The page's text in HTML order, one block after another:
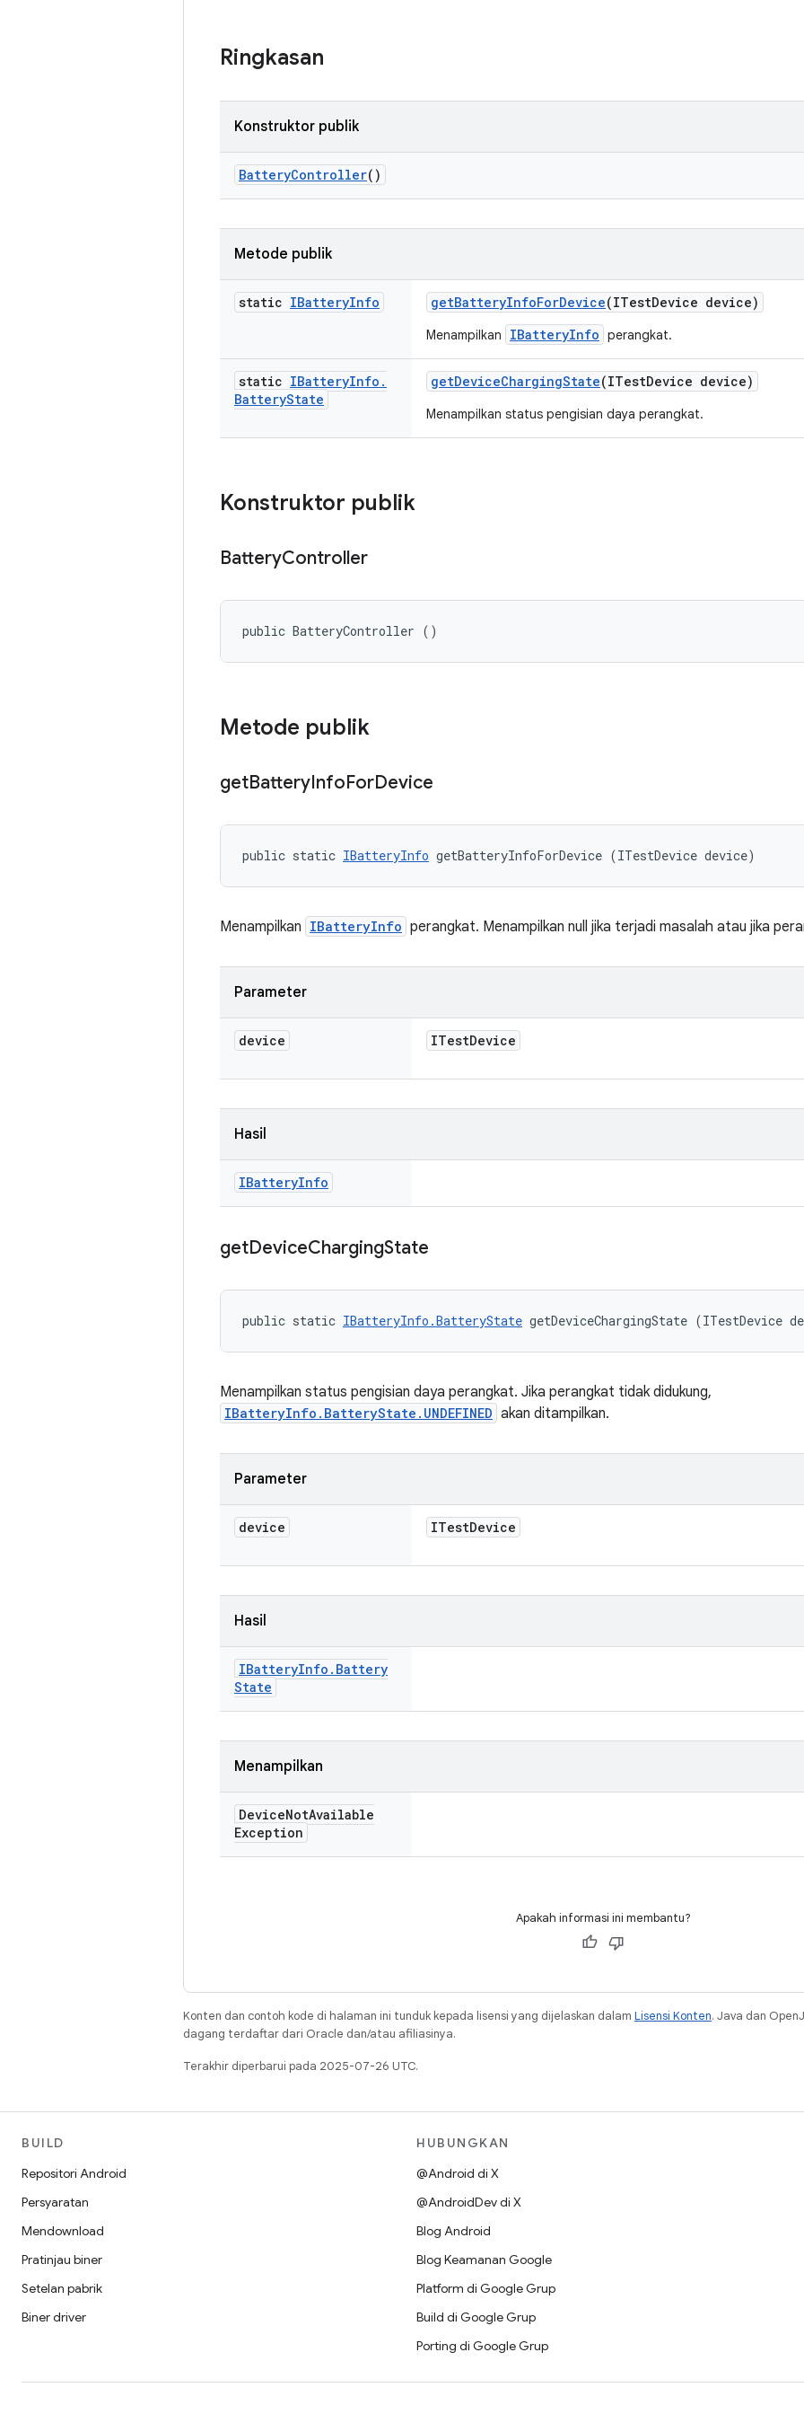
Ringkasan
Konstruktor publik
BatteryController()
Metode publik
static IBatteryInfo getBatteryInfoForDevice(ITestDevice device)
Menampilkan IBatteryInfo perangkat.
static IBatteryInfo .
BatteryState
getDeviceChargingState(ITestDevice device)
Menampilkan status pengisian daya perangkat.
Konstruktor publik
BatteryController
public BatteryController ()
Metode publik
getBatteryInfoForDevice
public static IBatteryInfo getBatteryInfoForDevice (ITestDevice device)
Menampilkan IBatteryInfo perangkat. Menampilkan null jika terjadi masalah atau jika
Parameter
device ITestDevice
Hasil
IBatteryInfo
getDeviceChargingState
public static IBatteryInfo.BatteryState getDeviceChargingState (ITestDevice
Menampilkan status pengisian daya perangkat. Jika perangkat tidak didukung,
IBatteryInfo.BatteryState.UNDEFINED akan ditampilkan.
Parameter
device ITestDevice
Hasil
IBatteryInfo . Battery
State
Menampilkan
DeviceNotAvailable
Exception
Apakah informasi ini membantu?
Konten dan contoh kode di halaman ini tunduk kepada lisensi yang dijelaskan dalam Lisensi Konten. Java dan
dagang terdaftar dari Oracle dan/atau afiliasinya.
Terakhir diperbarui pada 2025-07-26 UTC.
BUILD
Repositori Android
Persyaratan
Mendownload
Pratinjau biner
Setelan pabrik
Biner driver
HUBUNGKAN
@Android di X
@AndroidDev di X
Blog Android
Blog Keamanan Google
Platform di Google Grup
Build di Google Grup
Porting di Google Grup